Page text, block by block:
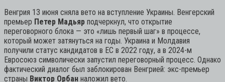
Венгрия 13 июня сняла вето на вступление Украины. Венгерский
премьер Петер Мадьяр подчеркнул, что открытие
переговорного блока — это «лишь первый шаг» в процессе,
который может затянуться на годы. Украина и Молдавия
получили статус кандидатов в ЕС в 2022 году, а в 2024-м
Евросоюз символически запустил переговорный процесс. Однако
фактический диалог был заблокирован Венгрией: экс-премьер
страны Виктор Орбан наложил вето.